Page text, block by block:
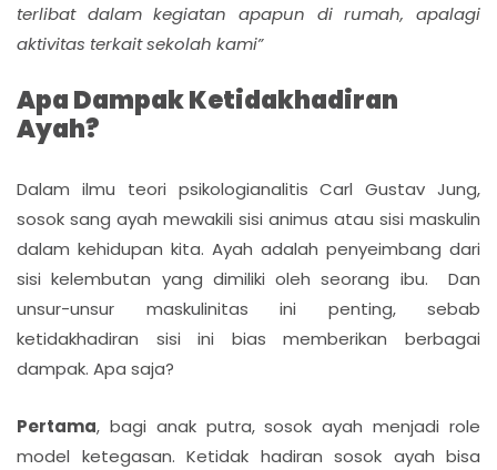
terlibat dalam kegiatan apapun di rumah, apalagi
aktivitas terkait sekolah kami”
Apa Dampak Ketidakhadiran
Ayah?
Dalam ilmu teori psikologianalitis Carl Gustav Jung,
sosok sang ayah mewakili sisi animus atau sisi maskulin
dalam kehidupan kita. Ayah adalah penyeimbang dari
sisi kelembutan yang dimiliki oleh seorang ibu. Dan
unsur-unsur maskulinitas ini penting, sebab
ketidakhadiran sisi ini bias memberikan berbagai
dampak. Apa saja?
Pertama, bagi anak putra, sosok ayah menjadi role
model ketegasan. Ketidak hadiran sosok ayah bisa